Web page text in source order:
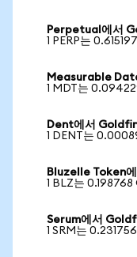
Perpetual에서
1 PERP는
Measurable
1 MDT는
Dent에서
1 DENT는
Bluzelle Token
1 BLZ는 0.198768
Serum에서
1 SRM는